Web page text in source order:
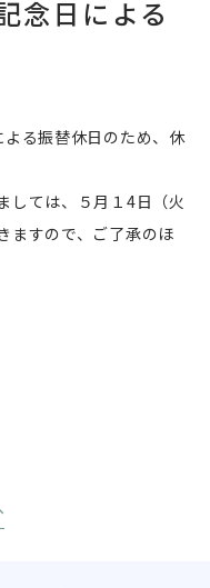
念日による
る振替休日のため、休
しては、５月１4日（火
ますので、ご了承のほ